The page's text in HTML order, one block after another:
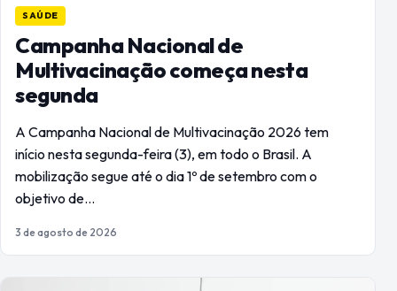
SAÚDE
Campanha Nacional de
Multivacinação começa nesta
segunda
A Campanha Nacional de Multivacinação 2026 tem
início nesta segunda-feira (3), em todo o Brasil. A
mobilização segue até o dia 1º de setembro com o
objetivo de…
3 de agosto de 2026